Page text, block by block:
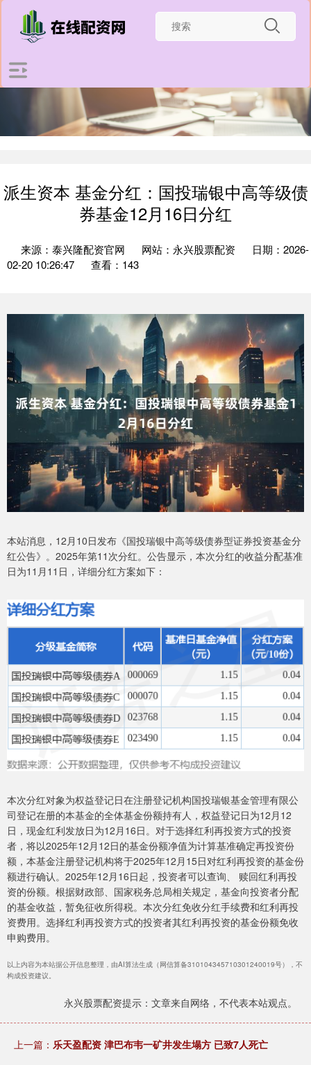
派生资本 基金分红：国投瑞银中高等级债
券基金12月16日分红
来源：泰兴隆配资官网 网站：永兴股票配资
日期：2026-
02-20 10:26:47
查看：143
本站消息，12月10日发布《国投瑞银中高等级债券型证券投资基金分
红公告》。2025年第11次分红。公告显示，本次分红的收益分配基准
日为11月11日，详细分红方案如下：
本次分红对象为权益登记日在注册登记机构国投瑞银基金管理有限公
司登记在册的本基金的全体基金份额持有人，权益登记日为12月12
日，现金红利发放日为12月16日。对于选择红利再投资方式的投资
者，将以2025年12月12日的基金份额净值为计算基准确定再投资份
额，本基金注册登记机构将于2025年12月15日对红利再投资的基金份
额进行确认。2025年12月16日起，投资者可以查询、 赎回红利再投
资的份额。根据财政部、国家税务总局相关规定，基金向投资者分配
的基金收益，暂免征收所得税。本次分红免收分红手续费和红利再投
资费用。选择红利再投资方式的投资者其红利再投资的基金份额免收
申购费用。
以上内容为本站据公开信息整理，由AI算法生成（网信算备310104345710301240019号），不
构成投资建议。
永兴股票配资提示：文章来自网络，不代表本站观点。
上一篇： 乐天盈配资 津巴布韦一矿井发生塌方 已致7人死亡